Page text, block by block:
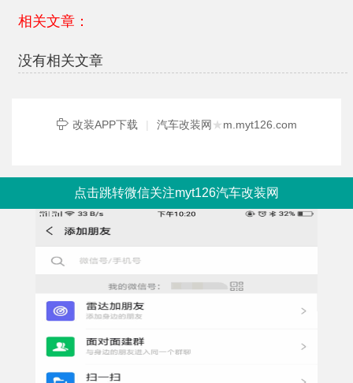
相关文章：
没有相关文章
改装APP下载 | 汽车改装网★m.myt126.com
点击跳转微信关注myt126汽车改装网